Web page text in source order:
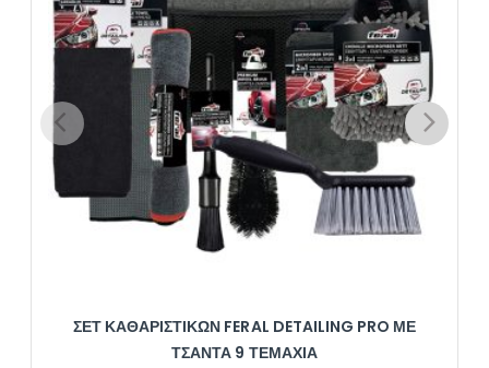
ΣΕΤ ΚΑΘΑΡΙΣΤΙΚΏΝ FERAL DETAILING PRO ΜΕ
ΤΣΆΝΤΑ 9 ΤΕΜΆΧΙΑ